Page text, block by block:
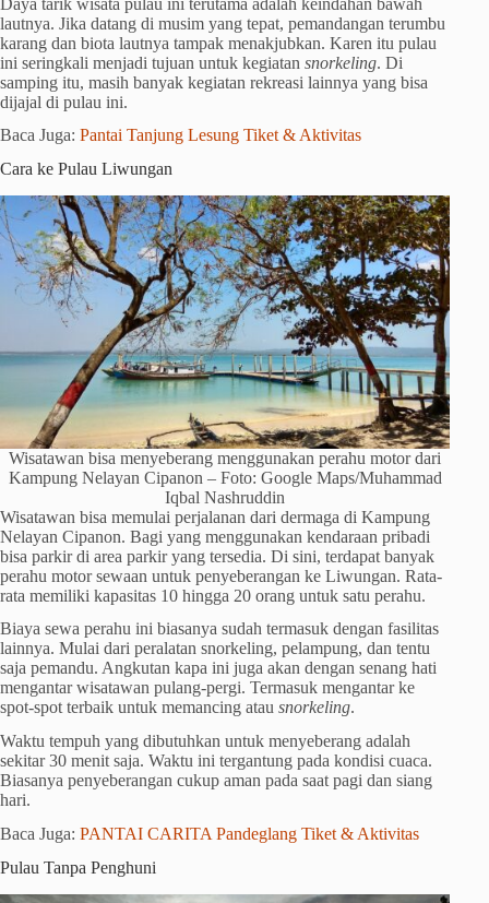
lautnya. Jika datang di musim yang tepat, pemandangan terumbu
karang dan biota lautnya tampak menakjubkan. Karen itu pulau
ini seringkali menjadi tujuan untuk kegiatan snorkeling. Di
samping itu, masih banyak kegiatan rekreasi lainnya yang bisa
dijajal di pulau ini.
Baca Juga: Pantai Tanjung Lesung Tiket & Aktivitas
Cara ke Pulau Liwungan
Wisatawan bisa menyeberang menggunakan perahu motor dari
Kampung Nelayan Cipanon – Foto: Google Maps/Muhammad
Iqbal Nashruddin
Wisatawan bisa memulai perjalanan dari dermaga di Kampung
Nelayan Cipanon. Bagi yang menggunakan kendaraan pribadi
bisa parkir di area parkir yang tersedia. Di sini, terdapat banyak
perahu motor sewaan untuk penyeberangan ke Liwungan. Rata-
rata memiliki kapasitas 10 hingga 20 orang untuk satu perahu.
Biaya sewa perahu ini biasanya sudah termasuk dengan fasilitas
lainnya. Mulai dari peralatan snorkeling, pelampung, dan tentu
saja pemandu. Angkutan kapa ini juga akan dengan senang hati
mengantar wisatawan pulang-pergi. Termasuk mengantar ke
spot-spot terbaik untuk memancing atau snorkeling.
Waktu tempuh yang dibutuhkan untuk menyeberang adalah
sekitar 30 menit saja. Waktu ini tergantung pada kondisi cuaca.
Biasanya penyeberangan cukup aman pada saat pagi dan siang
hari.
Baca Juga: PANTAI CARITA Pandeglang Tiket & Aktivitas
Pulau Tanpa Penghuni